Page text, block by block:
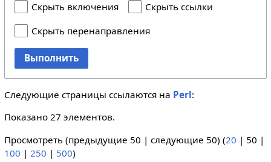
Скрыть включения
Скрыть ссылки
Скрыть перенаправления
Выполнить
Следующие страницы ссылаются на Perl:
Показано 27 элементов.
Просмотреть (предыдущие 50 | следующие 50) (20 | 50 |
100 | 250 | 500)